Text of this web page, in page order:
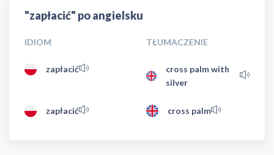
"zapłacić" po angielsku
IDIOM TŁUMACZENIE
zapłacić
cross palm with
silver
zapłacić cross palm